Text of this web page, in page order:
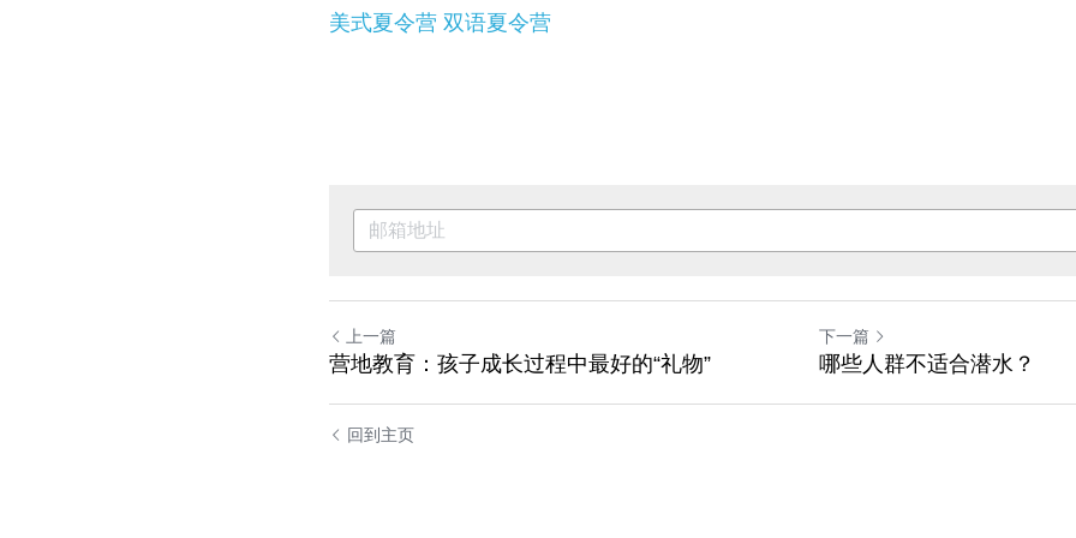
美式夏令营 双语夏令营
上一篇
营地教育：孩子成长过程中最好的“礼物”
下一篇
哪些人群不适合潜水？
回到主页